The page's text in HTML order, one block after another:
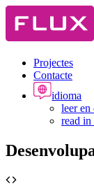
Projectes
Contacte
idioma
leer en
read in